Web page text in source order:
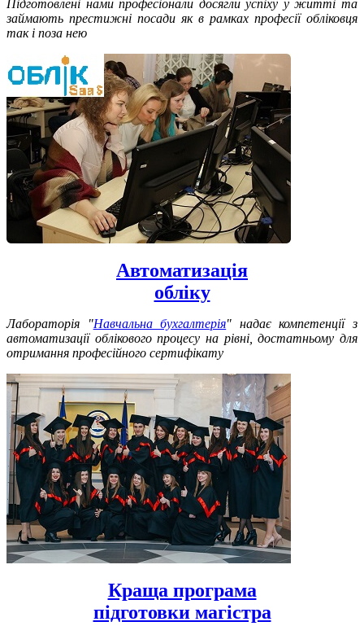
Підготовлені нами професіонали досягли успіху у житті та
займають престижні посади як в рамках професії обліковця
так і поза нею
Автоматизація
обліку
Лабораторія "Навчальна бухгалтерія" надає компетенції з
автоматизації облікового процесу на рівні, достатньому для
отримання професійного сертифікату
Краща програма
підготовки магістра